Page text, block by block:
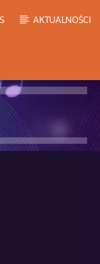
AKTUALNOŚCI